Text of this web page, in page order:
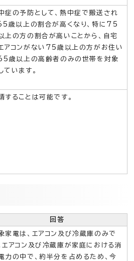
症の予防として、熱中症で搬送され
歳以上の割合が高くなり、特に75
上の方の割合が高いことから、自宅
アコンがない75歳以上の方がお住い
歳以上の高齢者のみの世帯を対象
ています。
することは可能です。
回答
家電は、エアコン及び冷蔵庫のみで
エアコン及び冷蔵庫が家庭における消
力の中で、約半分を占めるため、今